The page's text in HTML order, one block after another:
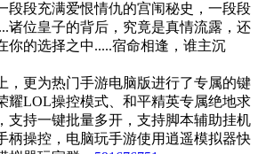
段段充满爱恨情仇的宫闱秘史，一段段
诸位皇子的背后，究竟是真情流露，还
你的选择之中.....宿命相逢，谁主沉
，更为热门手游电脑版进行了专属的键
耀LOL操控模式、和平精英专属绝地求
支持一键批量多开，支持脚本辅助挂机
柄操控，电脑玩手游使用逍遥模拟器快